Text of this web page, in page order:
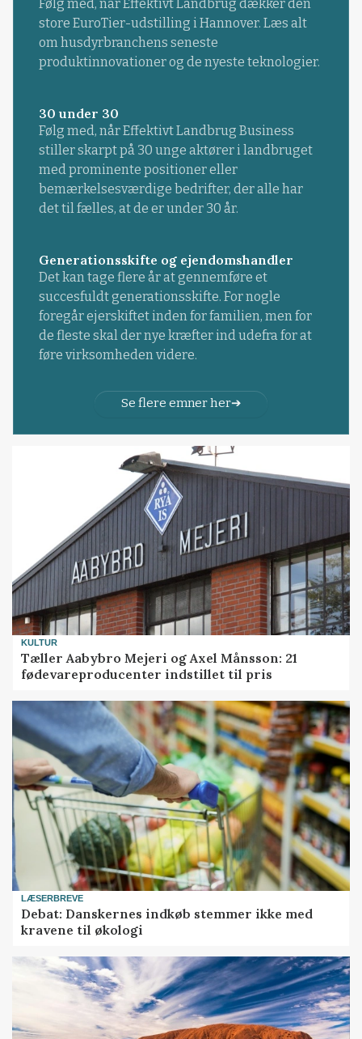
Følg med, når Effektivt Landbrug dækker den
store EuroTier-udstilling i Hannover. Læs alt
om husdyrbranchens seneste
produktinnovationer og de nyeste teknologier.
30 under 30
Følg med, når Effektivt Landbrug Business
stiller skarpt på 30 unge aktører i landbruget
med prominente positioner eller
bemærkelsesværdige bedrifter, der alle har
det til fælles, at de er under 30 år.
Generationsskifte og ejendomshandler
Det kan tage flere år at gennemføre et
succesfuldt generationsskifte. For nogle
foregår ejerskiftet inden for familien, men for
de fleste skal der nye kræfter ind udefra for at
føre virksomheden videre.
Se flere emner her
KULTUR
Tæller Aabybro Mejeri og Axel Månsson: 21
fødevareproducenter indstillet til pris
LÆSERBREVE
Debat: Danskernes indkøb stemmer ikke med
kravene til økologi